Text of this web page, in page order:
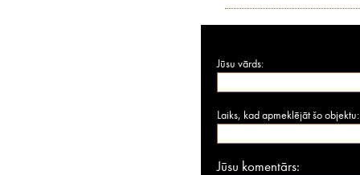
Jūsu vārds:
Laiks, kad apmeklējāt šo objektu:
Jūsu komentārs: